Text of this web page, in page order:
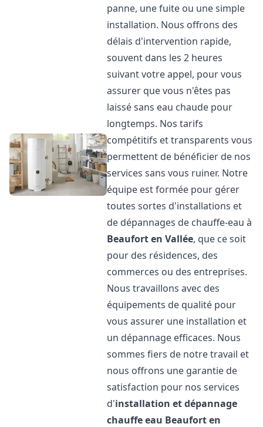
panne, une fuite ou une simple
installation. Nous offrons des
délais d'intervention rapide,
souvent dans les 2 heures
suivant votre appel, pour vous
assurer que vous n'êtes pas
laissé sans eau chaude pour
longtemps. Nos tarifs
compétitifs et transparents vous
permettent de bénéficier de nos
services sans vous ruiner. Notre
équipe est formée pour gérer
toutes sortes d'installations et
de dépannages de chauffe-eau à
Beaufort en Vallée, que ce soit
pour des résidences, des
commerces ou des entreprises.
Nous travaillons avec des
équipements de qualité pour
vous assurer une installation et
un dépannage efficaces. Nous
sommes fiers de notre travail et
nous offrons une garantie de
satisfaction pour nos services
d'installation et dépannage
chauffe eau Beaufort en